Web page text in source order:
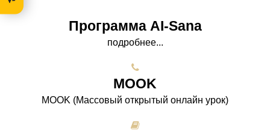
Программа AI-Sana
подробнее...
МООK
МООK (Массовый открытый онлайн урок)